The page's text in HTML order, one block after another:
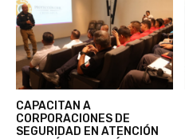
CAPACITAN A
CORPORACIONES DE
SEGURIDAD EN ATENCIÓN